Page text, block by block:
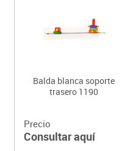
Balda blanca soporte
trasero 1190
Precio
Consultar aquí